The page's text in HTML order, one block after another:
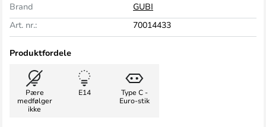
Brand
GUBI
Art. nr.:
70014433
Produktfordele
Pære
medfølger
ikke
E14
Type C -
Euro-stik